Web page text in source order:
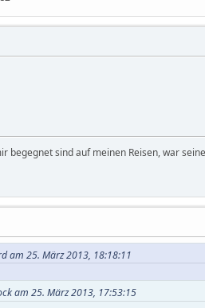
begegnet sind auf meinen Reisen, war
am 25. März 2013, 18:18:11
am 25. März 2013, 17:53:15